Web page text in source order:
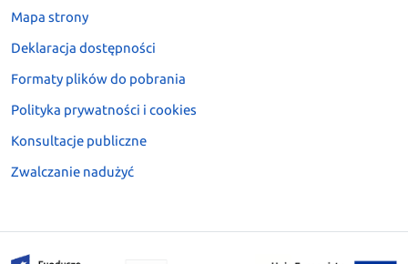
Mapa strony
Deklaracja dostępności
Formaty plików do pobrania
Polityka prywatności i cookies
Konsultacje publiczne
Zwalczanie nadużyć